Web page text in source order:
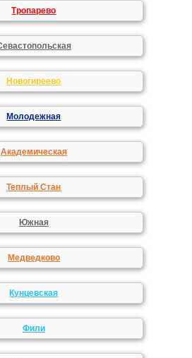
Тропарево
Новогиреево
Молодежная
Академическая
Теплый Стан
Южная
Медведково
Кунцевская
Фили